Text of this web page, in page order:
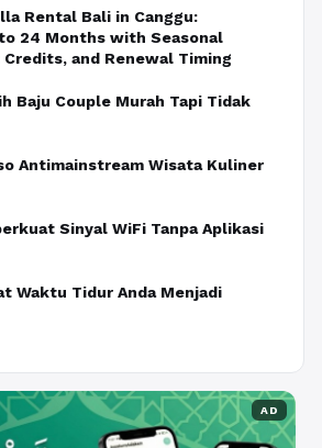
Rental Bali in Canggu:
24 Months with Seasonal
Credits, and Renewal Timing
Baju Couple Murah Tapi Tidak
Antimainstream Wisata Kuliner
Sinyal WiFi Tanpa Aplikasi
Waktu Tidur Anda Menjadi
AD